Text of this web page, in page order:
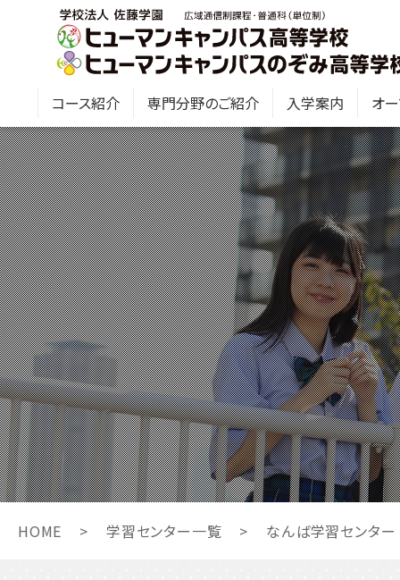
コース紹介 専門分野のご紹介 入学案内 オ
HOME > 学習センター一覧 > なんば学習センター